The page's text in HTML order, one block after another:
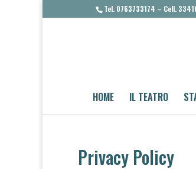
Tel. 0763733174 – Cell.
HOME IL TEATRO
Privacy Policy